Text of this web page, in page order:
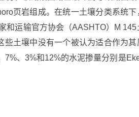
页岩组成。在统一土壤分类系统下
和运输官方协会（AASHTO）M 145
土壤中没有一个被认为适合作为其
7%、3%和12%的水泥掺量分别是